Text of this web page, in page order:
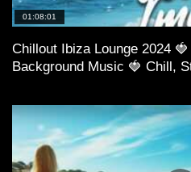
01:08:01
Chillout Ibiza Lounge 2024
Background Music 🍓 Chill,